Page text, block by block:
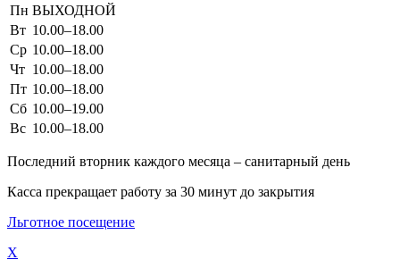
Пн ВЫХОДНОЙ
Вт 10.00–18.00
Ср 10.00–18.00
Чт 10.00–18.00
Пт 10.00–18.00
Сб 10.00–19.00
Вс 10.00–18.00
Последний вторник каждого месяца – санитарный день
Касса прекращает работу за 30 минут до закрытия
Льготное посещение
X